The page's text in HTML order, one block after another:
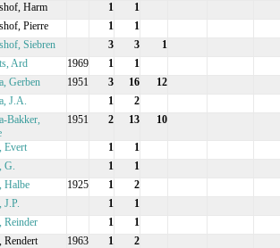
Harm
1 1
Pierre
1 1
Siebren
3 3 1
Ard
1969 1 1
Gerben
1951 3 16 12
J.A.
1 2
Bakker,
1951 2 13 10
Evert 1 1
G.
1 1
Halbe
1925 1 2
J.P.
1 1
Reinder
1 1
Rendert
1963 1 2